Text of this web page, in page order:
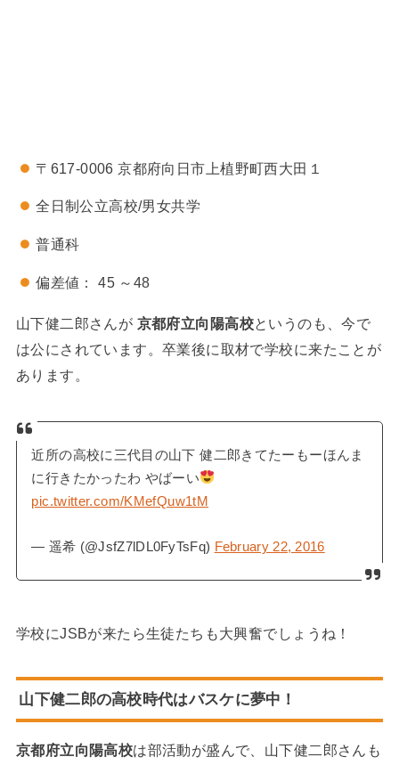
〒617-0006 京都府向日市上植野町西大田１
全日制公立高校/男女共学
普通科
偏差値： 45 ～48
山下健二郎さんが 京都府立向陽高校というのも、今で
は公にされています。卒業後に取材で学校に来たことが
あります。
近所の高校に三代目の山下 健二郎きてたーもーほんま
に行きたかったわ やばーい
pic.twitter.com/KMefQuw1tM
— 遥希 (@JsfZ7lDL0FyTsFq) February 22, 2016
学校にJSBが来たら生徒たちも大興奮でしょうね！
山下健二郎の高校時代はバスケに夢中！
京都府立向陽高校は部活動が盛んで、山下健二郎さんも